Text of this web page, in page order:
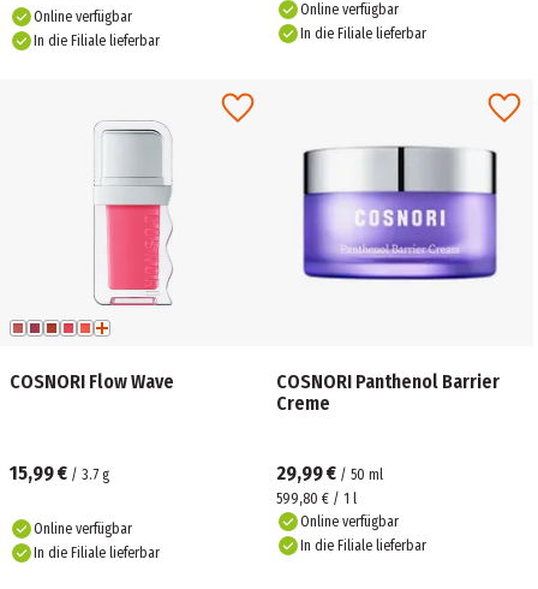
Online verfügbar
In die Filiale lieferbar
Online verfügbar
In die Filiale lieferbar
COSNORI Flow Wave
15,99 € / 3.7 g
Online verfügbar
In die Filiale lieferbar
COSNORI Panthenol Barrier
Creme
29,99 € / 50 ml
599,80 € / 1 l
Online verfügbar
In die Filiale lieferbar